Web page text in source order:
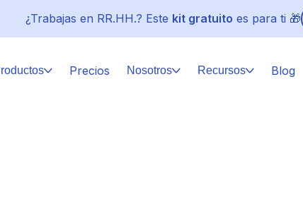
¿Trabajas en RR.HH.? Este kit gratuito es para ti 🎁
Precios Nosotros Recursos Blog